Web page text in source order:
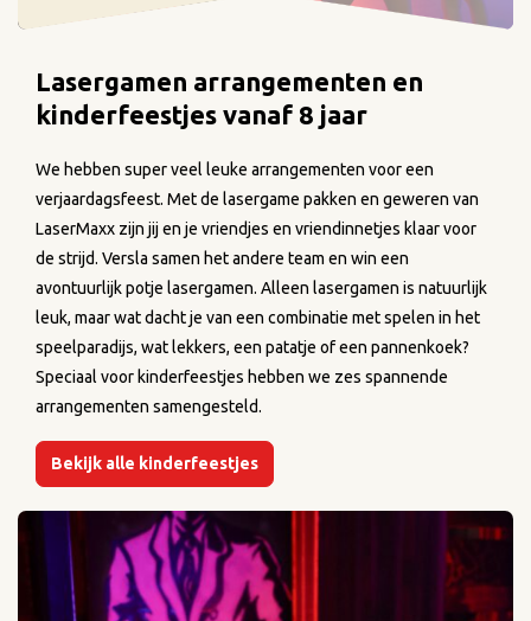
Lasergamen arrangementen en
kinderfeestjes vanaf 8 jaar
We hebben super veel leuke arrangementen voor een
verjaardagsfeest. Met de lasergame pakken en geweren van
LaserMaxx zijn jij en je vriendjes en vriendinnetjes klaar voor
de strijd. Versla samen het andere team en win een
avontuurlijk potje lasergamen. Alleen lasergamen is natuurlijk
leuk, maar wat dacht je van een combinatie met spelen in het
speelparadijs, wat lekkers, een patatje of een pannenkoek?
Speciaal voor kinderfeestjes hebben we zes spannende
arrangementen samengesteld.
Bekijk alle kinderfeestjes